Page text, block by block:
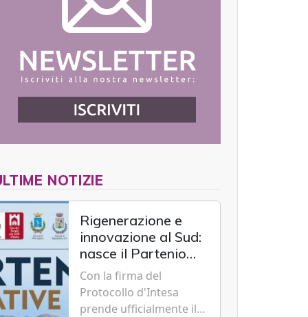
NOTIZIE
Rigenerazione e
innovazione al Sud:
nasce il Partenio
Creative Hub per il
rilancio del
territorio
Con la firma del
Protocollo d'Intesa
prende ufficialmente il